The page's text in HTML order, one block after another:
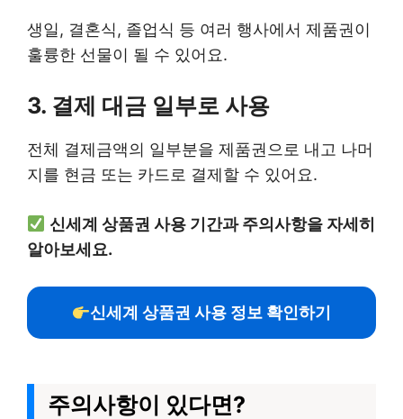
생일, 결혼식, 졸업식 등 여러 행사에서 제품권이
훌륭한 선물이 될 수 있어요.
3. 결제 대금 일부로 사용
전체 결제금액의 일부분을 제품권으로 내고 나머
지를 현금 또는 카드로 결제할 수 있어요.
신세계 상품권 사용 기간과 주의사항을 자세히
알아보세요.
신세계 상품권 사용 정보 확인하기
주의사항이 있다면?